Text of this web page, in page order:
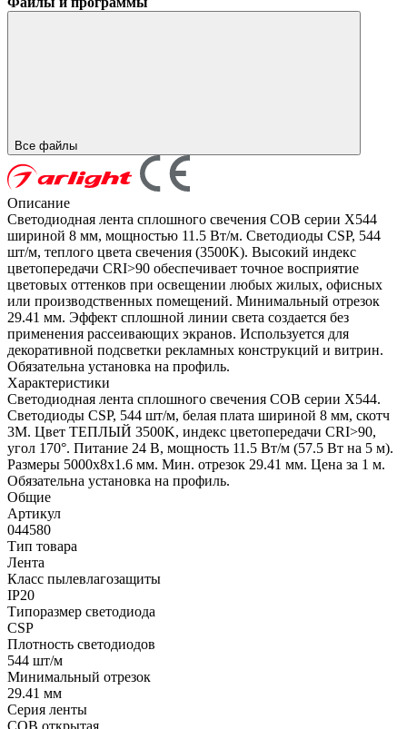
Все файлы
Описание
Светодиодная лента сплошного свечения COB серии X544
шириной 8 мм, мощностью 11.5 Вт/м. Светодиоды CSP, 544
шт/м, теплого цвета свечения (3500K). Высокий индекс
цветопередачи CRI>90 обеспечивает точное восприятие
цветовых оттенков при освещении любых жилых, офисных
или производственных помещений. Минимальный отрезок
29.41 мм. Эффект сплошной линии света создается без
применения рассеивающих экранов. Используется для
декоративной подсветки рекламных конструкций и витрин.
Обязательна установка на профиль.
Характеристики
Светодиодная лента сплошного свечения COB серии X544.
Светодиоды CSP, 544 шт/м, белая плата шириной 8 мм, скотч
3M. Цвет ТЕПЛЫЙ 3500K, индекс цветопередачи CRI>90,
угол 170°. Питание 24 В, мощность 11.5 Вт/м (57.5 Вт на 5 м).
Размеры 5000x8x1.6 мм. Мин. отрезок 29.41 мм. Цена за 1 м.
Обязательна установка на профиль.
Общие
Артикул
044580
Тип товара
Лента
Класс пылевлагозащиты
IP20
Типоразмер светодиода
CSP
Плотность светодиодов
544 шт/м
Минимальный отрезок
29.41 мм
Серия ленты